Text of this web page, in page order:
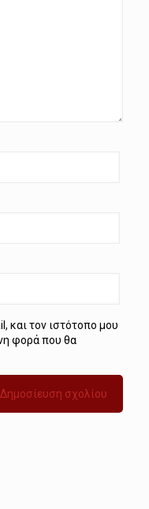
και τον ιστότοπο μου
φορά που θα